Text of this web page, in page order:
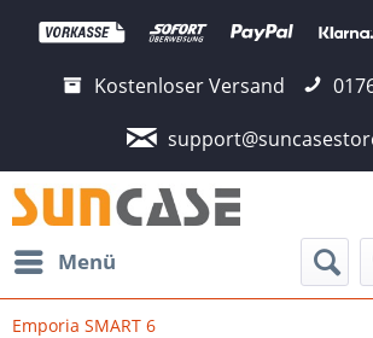
Kostenloser Versand
Menü
Emporia SMART 6